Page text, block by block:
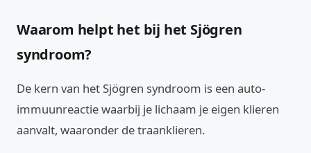
Waarom helpt het bij het Sjögren
syndroom?
De kern van het Sjögren syndroom is een auto-
immuunreactie waarbij je lichaam je eigen klieren
aanvalt, waaronder de traanklieren.